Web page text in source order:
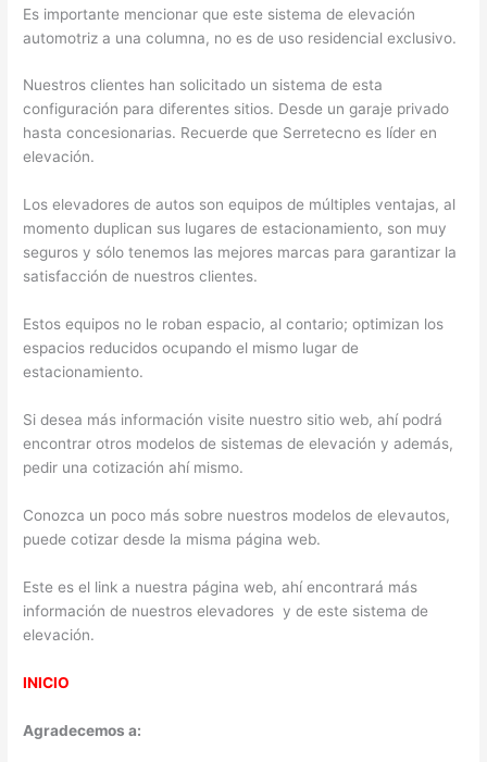
Es importante mencionar que este sistema de elevación
automotriz a una columna, no es de uso residencial exclusivo.
Nuestros clientes han solicitado un sistema de esta
configuración para diferentes sitios. Desde un garaje privado
hasta concesionarias. Recuerde que Serretecno es líder en
elevación.
Los elevadores de autos son equipos de múltiples ventajas, al
momento duplican sus lugares de estacionamiento, son muy
seguros y sólo tenemos las mejores marcas para garantizar la
satisfacción de nuestros clientes.
Estos equipos no le roban espacio, al contario; optimizan los
espacios reducidos ocupando el mismo lugar de
estacionamiento.
Si desea más información visite nuestro sitio web, ahí podrá
encontrar otros modelos de sistemas de elevación y además,
pedir una cotización ahí mismo.
Conozca un poco más sobre nuestros modelos de elevautos,
puede cotizar desde la misma página web.
Este es el link a nuestra página web, ahí encontrará más
información de nuestros elevadores y de este sistema de
elevación.
INICIO
Agradecemos a: